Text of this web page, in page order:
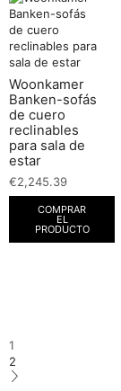
Woonkamer
Banken-sofás
de cuero
reclinables
para sala de
estar
€2,245.39
COMPRAR
EL
PRODUCTO
1
2